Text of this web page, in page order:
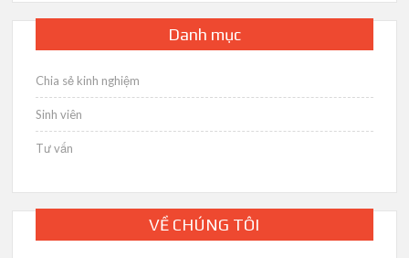
Danh mục
Chia sẻ kinh nghiệm
Sinh viên
Tư vấn
VỀ CHÚNG TÔI